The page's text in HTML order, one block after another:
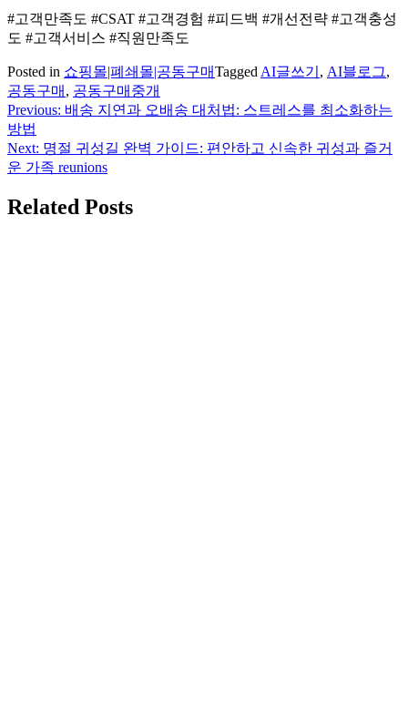
#고객만족도 #CSAT #고객경험 #피드백 #개선전략 #고객충성
도 #고객서비스 #직원만족도
Posted in 쇼핑몰|폐쇄몰|공동구매Tagged AI글쓰기 , AI블로그,
공동구매 , 공동구매중개
글
탐
색
Previous: 배송 지연과 오배송 대처법: 스트레스를 최소화하는
방법
Next: 명절 귀성길 완벽 가이드: 편안하고 신속한 귀성과 즐거
운 가족 reunions
Related Posts